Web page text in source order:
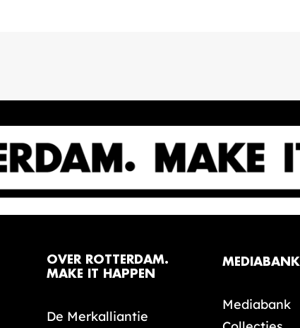
OVER ROTTERDAM.
MAKE IT HAPPEN
De Merkalliantie
MEDIABANK
Mediabank